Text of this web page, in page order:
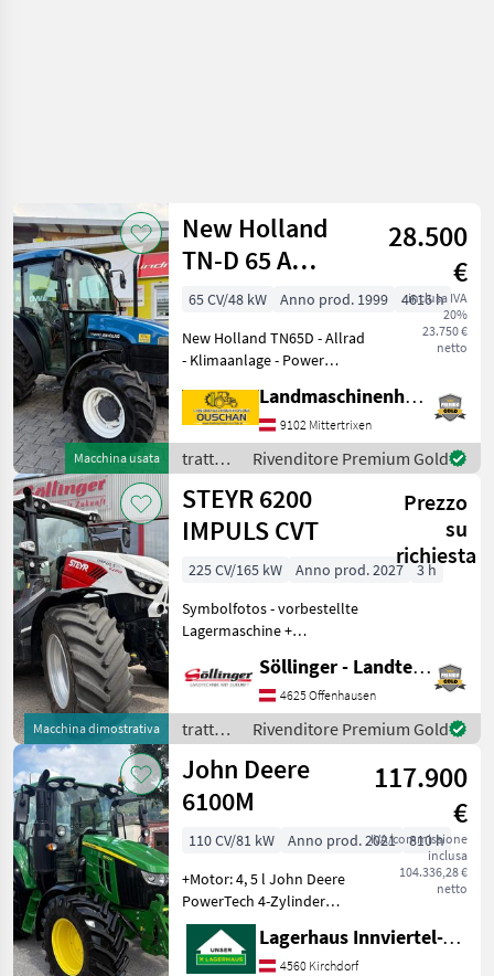
Macchina usata
New Holland
TN-D 65 A
DeLuxe
28.500
€
inclusa IVA
20%
23.750 €
netto
65 CV/48 kW Anno prod. 1999
4616 h
New Holland TN65D - Allrad
- Klimaanlage - Power
EHR - Luftsitz Neu - 2
doppeltwirkende
Steuergeräte - 4616
Betriebsstunden - 4-
Landmaschinenhandel Ouschan Anton
9102 Mittertrixen
trattori
/ New
Holland
Rivenditore Premium Gold
Macchina dimostrativa
STEYR 6200
IMPULS CVT
Prezzo
su
richiesta
225 CV/165 kW Anno prod. 2027
3 h
Symbolfotos - vorbestellte
Lagermaschine +
Anhängerbremsanlage -
Funktion ermöglicht ein
gezieltes, automatisches
Bremsen d
Söllinger - Landtechnik GmbH
4625 Offenhausen
trattori
/ Steyr
Rivenditore Premium Gold
John Deere
6100M
117.900
€
IVA/commissione
inclusa
104.336,28 €
netto
110 CV/81 kW Anno prod. 2021
810 h
+Motor: 4, 5 l John Deere
PowerTech 4-Zylinder
+Leistung: ca. 110 PS
+Zylinder: 4 +Leergewicht:
ab ca. 5.750 kg +Zulässiges
Lagerhaus Innviertel-Traunviertel-Urfahr eGen, Kirchdorf
4560 Kirchdorf